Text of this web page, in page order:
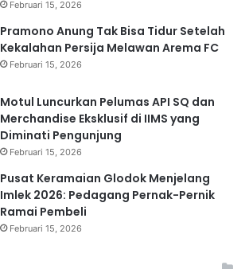
Februari 15, 2026
Pramono Anung Tak Bisa Tidur Setelah
Kekalahan Persija Melawan Arema FC
Februari 15, 2026
Motul Luncurkan Pelumas API SQ dan
Merchandise Eksklusif di IIMS yang
Diminati Pengunjung
Februari 15, 2026
Pusat Keramaian Glodok Menjelang
Imlek 2026: Pedagang Pernak-Pernik
Ramai Pembeli
Februari 15, 2026